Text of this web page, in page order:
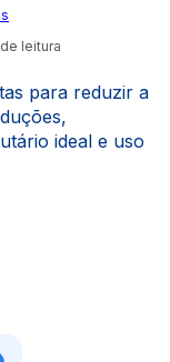
de leitura
para reduzir a
ideal e uso